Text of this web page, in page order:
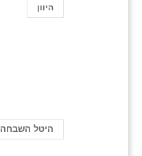
היוון
היטל השבחה